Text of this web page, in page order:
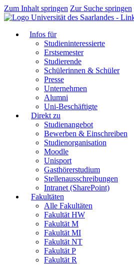
Zum Inhalt springen Zur Suche springen
Infos für
Studieninteressierte
Erstsemester
Studierende
Schülerinnen & Schüler
Presse
Unternehmen
Alumni
Uni-Beschäftigte
Direkt zu
Studienangebot
Bewerben & Einschreiben
Studienorganisation
Moodle
Unisport
Gasthörerstudium
Stellenausschreibungen
Intranet (SharePoint)
Fakultäten
Alle Fakultäten
Fakultät HW
Fakultät M
Fakultät MI
Fakultät NT
Fakultät P
Fakultät R